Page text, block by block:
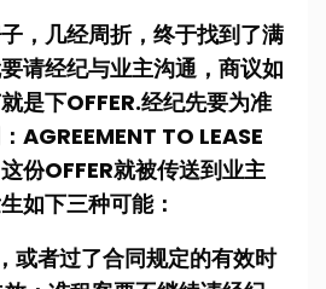
，几经周折，终于找到了满
请经纪与业主沟通，商议如
是下OFFER.经纪先要为准
AGREEMENT TO LEASE
份OFFER就被传送到业主
如下三种可能：
或者过了合同规定的有效时